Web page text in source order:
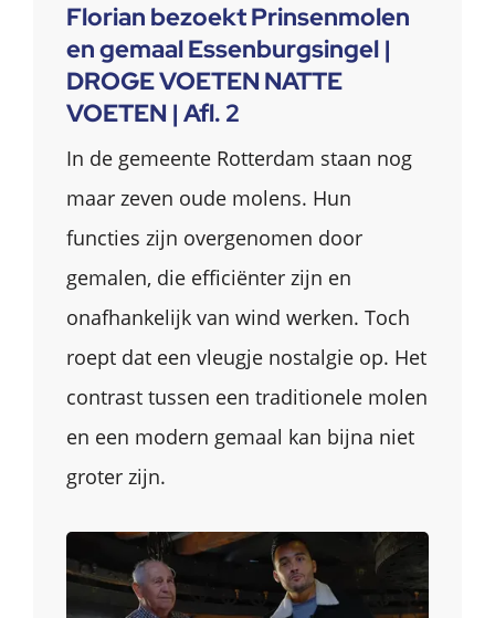
Florian bezoekt Prinsenmolen
en gemaal Essenburgsingel |
DROGE VOETEN NATTE
VOETEN | Afl. 2
In de gemeente Rotterdam staan nog
maar zeven oude molens. Hun
functies zijn overgenomen door
gemalen, die efficiënter zijn en
onafhankelijk van wind werken. Toch
roept dat een vleugje nostalgie op. Het
contrast tussen een traditionele molen
en een modern gemaal kan bijna niet
groter zijn.